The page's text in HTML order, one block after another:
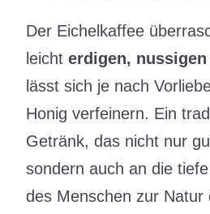
Der Eichelkaffee
leicht erdigen,
lässt sich je nach
Honig verfeinern. Ein
Getränk, das nicht nur
sondern auch an die
des Menschen zur Natur